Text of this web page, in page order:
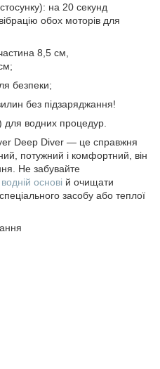
на 20 секунд
обох моторів для
8,5 см,
безпеки;
без підзаряджання!
для водних процедур.
Deep Diver — це справжня
потужний і комфортний, він
Не забувайте
основі й очищати
засобу або теплої